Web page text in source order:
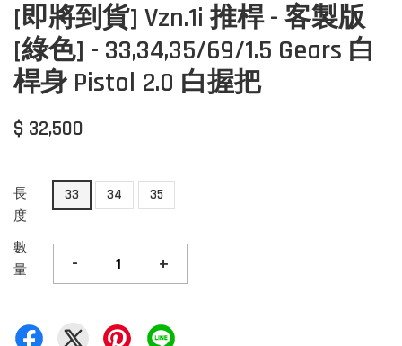
[即將到貨] Vzn.1i 推桿 - 客製版
[綠色] - 33,34,35/69/1.5 Gears 白
桿身 Pistol 2.0 白握把
$ 32,500
長
度
33 34 35
數
量
- +